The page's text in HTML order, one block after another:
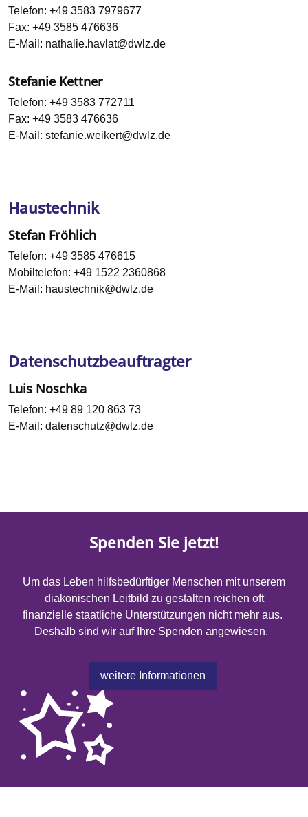
Telefon: +49 3583 7979677
Fax: +49 3585 476636
E-Mail: nathalie.havlat@dwlz.de
Stefanie Kettner
Telefon: +49 3583 772711
Fax: +49 3583 476636
E-Mail: stefanie.weikert@dwlz.de
Haustechnik
Stefan Fröhlich
Telefon: +49 3585 476615
Mobiltelefon: +49 1522 2360868
E-Mail: haustechnik@dwlz.de
Datenschutzbeauftragter
Luis Noschka
Telefon: +49 89 120 863 73
E-Mail: datenschutz@dwlz.de
Spenden Sie jetzt!
Um das Leben hilfsbedürftiger Menschen mit unserem
diakonischen Leitbild zu gestalten reichen oft
finanzielle staatliche Unterstützungen nicht mehr aus.
Deshalb sind wir auf Ihre Spenden angewiesen.
weitere Informationen